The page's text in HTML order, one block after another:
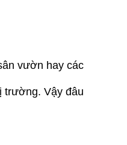
vườn hay các
trường. Vậy đâu